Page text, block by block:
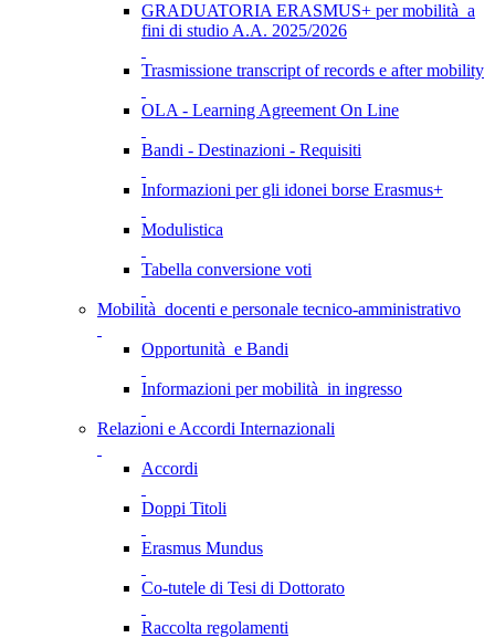
GRADUATORIA ERASMUS+ per mobilità a
fini di studio A.A. 2025/2026
Trasmissione transcript of records e after mobility
OLA - Learning Agreement On Line
Bandi - Destinazioni - Requisiti
Informazioni per gli idonei borse Erasmus+
Modulistica
Tabella conversione voti
Mobilità docenti e personale tecnico-amministrativo
Opportunità e Bandi
Informazioni per mobilità in ingresso
Relazioni e Accordi Internazionali
Accordi
Doppi Titoli
Erasmus Mundus
Co-tutele di Tesi di Dottorato
Raccolta regolamenti